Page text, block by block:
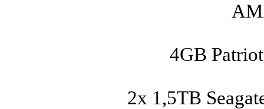
4GB
2x 1,5TB